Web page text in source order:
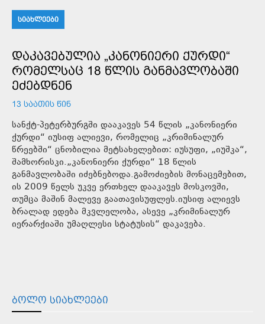
ᲡᲘᲐᲮᲚᲔᲔᲑᲘ
ᲓᲐᲙᲐᲕᲔᲑᲣᲚᲘᲐ „ᲙᲐᲜᲝᲜᲘᲔᲠᲘ ᲥᲣᲠᲓᲘ“
ᲠᲝᲛᲔᲚᲡᲐᲪ 18 ᲬᲚᲘᲡ ᲒᲐᲜᲛᲐᲕᲚᲝᲑᲐᲨᲘ
ᲔᲫᲔᲑᲓᲜᲔᲜ
13 ᲡᲐᲐᲗᲘᲡ ᲬᲘᲜ
სანქტ-პეტერბურგში დააკავეს 54 წლის „კანონიერი
ქურდი“ იუსიფ ალიევი, რომელიც „კრიმინალურ
წრეებში“ ცნობილია მეტსახელებით: იუსუფი, „იუშკა“,
შამხორისკი.„კანონიერი ქურდი“ 18 წლის
განმავლობაში იძებნებოდა.გამოძიების მონაცემებით,
ის 2009 წელს უკვე ერთხელ დააკავეს მოსკოვში,
თუმცა მაშინ მალევე გაათავისუფლეს.იუსიფ ალიევს
ბრალად ედება მკვლელობა, ასევე „კრიმინალურ
იერარქიაში უმაღლესი სტატუსის“ დაკავება.
ᲑᲝᲚᲝ ᲡᲘᲐᲮᲚᲔᲔᲑᲘ